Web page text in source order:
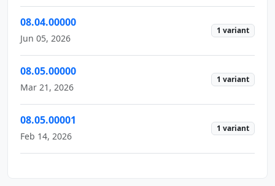
08.04.00000
Jun 05, 2026
1 variant
08.05.00000
Mar 21, 2026
1 variant
08.05.00001
Feb 14, 2026
1 variant